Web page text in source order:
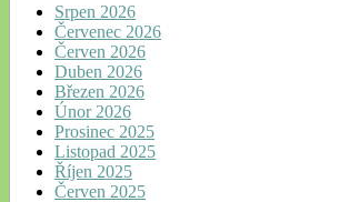
Srpen 2026
Červenec 2026
Červen 2026
Duben 2026
Březen 2026
Únor 2026
Prosinec 2025
Listopad 2025
Říjen 2025
Červen 2025